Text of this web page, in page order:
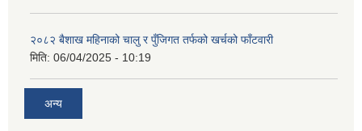
२०८२ बैशाख महिनाको चालु र पुँजिगत तर्फको खर्चको फाँटवारी
मिति: 06/04/2025 - 10:19
अन्य